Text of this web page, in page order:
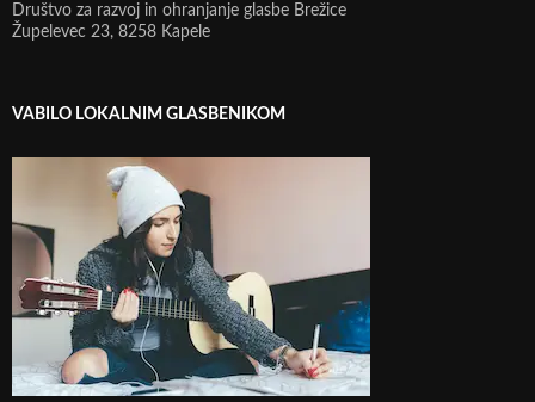
Društvo za razvoj in ohranjanje glasbe Brežice
Župelevec 23, 8258 Kapele
VABILO LOKALNIM GLASBENIKOM